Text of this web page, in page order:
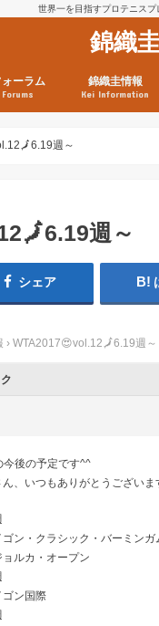
世界一を目指すプロテニス
錦織
ォーラム
Forums
錦織圭情報
Kei Information
週～
週～
シェア
› WTA2017😍vol.12🗾6.19週～
今後の予定です^^
ん、いつもありがとうございま
ン・クラシック・バーミンガ
ルカ・オープン
ン国際